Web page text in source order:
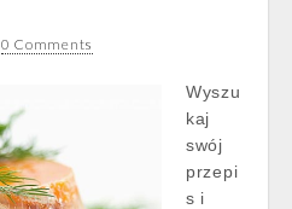
0 Comments
Wyszu
kaj
swój
przepi
s i